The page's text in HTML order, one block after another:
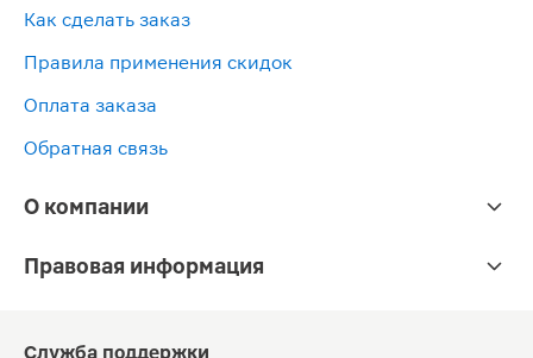
Как сделать заказ
Правила применения скидок
Оплата заказа
Обратная связь
О компании
Правовая информация
Служба поддержки